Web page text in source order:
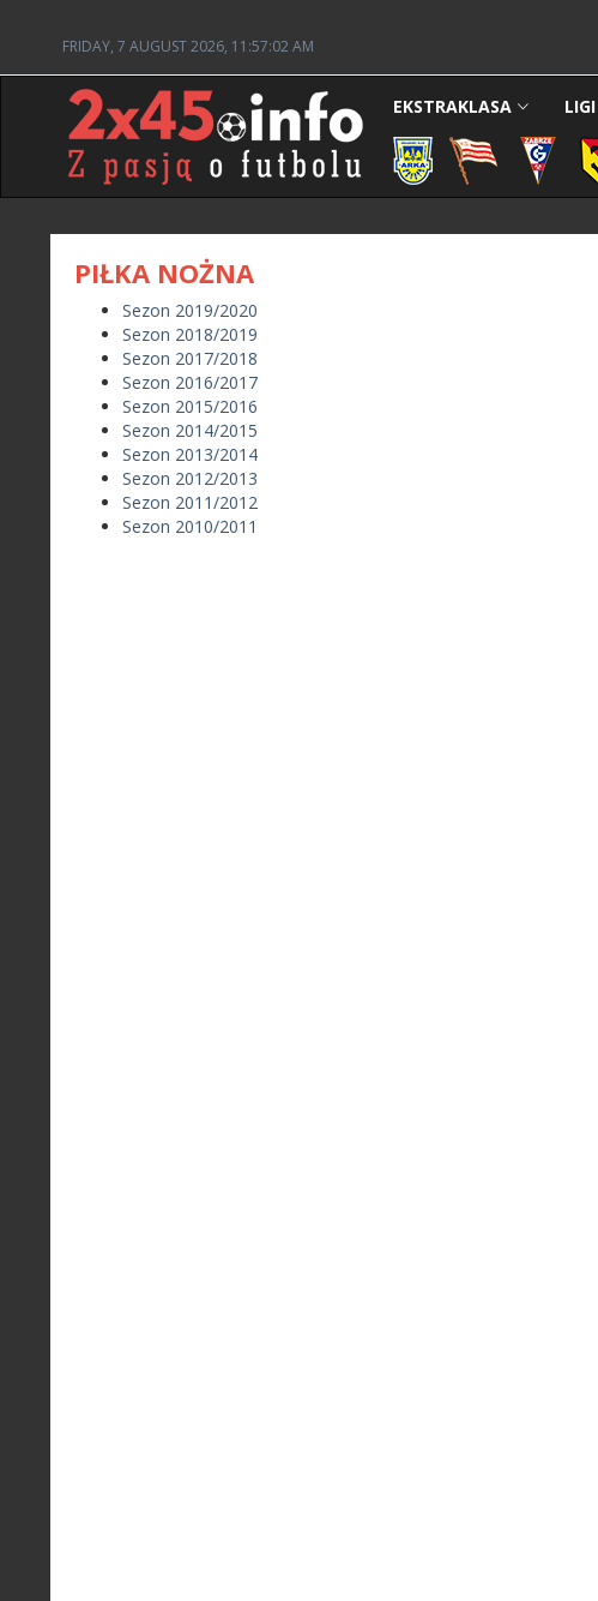
FRIDAY, 7 AUGUST 2026, 11:57:02 AM
EKSTRAKLASA
PIŁKA NOŻNA
Sezon 2019/2020
Sezon 2018/2019
Sezon 2017/2018
Sezon 2016/2017
Sezon 2015/2016
Sezon 2014/2015
Sezon 2013/2014
Sezon 2012/2013
Sezon 2011/2012
Sezon 2010/2011